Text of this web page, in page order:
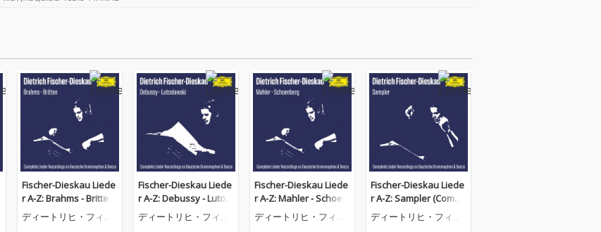
Fischer-Dieskau Liede
r A-Z: Brahms - Britten
(Complete Lieder Reco
rdings on DG & Decca)
ディートリヒ・フィッ
Fischer-Dieskau Liede
r A-Z: Debussy - Lutosł
awski (Complete Liede
r Recordings on DG &
ディートリヒ・フィッ
Fischer-Dieskau Liede
r A-Z: Mahler - Schoen
berg (Complete Lieder
Recordings on DG & D
ディートリヒ・フィッ
Fischer-Dieskau Liede
r A-Z: Sampler (Compl
ete Lieder Recordings
on DG & Decca)
ディートリヒ・フィッ